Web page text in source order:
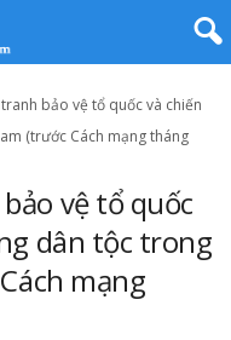
bảo vệ tổ quốc và chiến
(trước Cách mạng tháng
vệ tổ quốc
dân tộc trong
mạng